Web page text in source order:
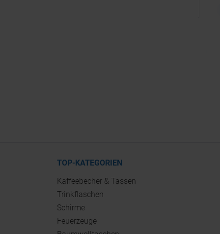
TOP-KATEGORIEN
Kaffeebecher & Tassen
Trinkflaschen
Schirme
Feuerzeuge